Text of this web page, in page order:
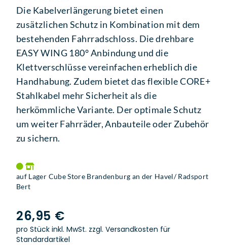
Die Kabelverlängerung bietet einen
zusätzlichen Schutz in Kombination mit dem
bestehenden Fahrradschloss. Die drehbare
EASY WING 180° Anbindung und die
Klettverschlüsse vereinfachen erheblich die
Handhabung. Zudem bietet das flexible CORE+
Stahlkabel mehr Sicherheit als die
herkömmliche Variante. Der optimale Schutz
um weiter Fahrräder, Anbauteile oder Zubehör
zu sichern.
auf Lager Cube Store Brandenburg an der Havel/ Radsport
Bert
26,95 €
pro Stück inkl. MwSt. zzgl. Versandkosten für
Standardartikel